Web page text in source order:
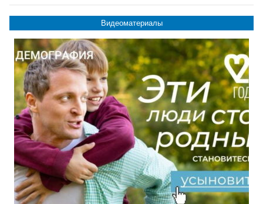
Видеоматериалы